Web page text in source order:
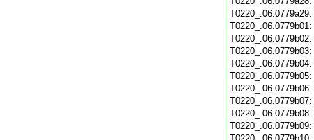
T0220_.06.0779a29:
T0220_.06.0779b01:
T0220_.06.0779b02:
T0220_.06.0779b03:
T0220_.06.0779b04:
T0220_.06.0779b05:
T0220_.06.0779b06:
T0220_.06.0779b07:
T0220_.06.0779b08:
T0220_.06.0779b09: